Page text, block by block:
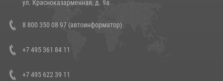
Состоялась рабочая встреча директора Росгвардии Героя России
генерала армии Виктора Золотова с заместителем полномочного
представителя Президента Российской Федерации в Северо-
Кавказском федеральном округе Виталием Кузнецовым
ул. Красноказарменная, д. 9а
8 800 350 08 97 (автоинформатор)
+7 495 361 84 11
+7 495 622 39 11